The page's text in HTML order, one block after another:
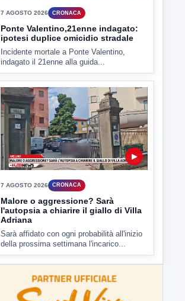
7 AGOSTO 2026 CRONACA
Ponte Valentino,21enne indagato:
ipotesi duplice omicidio stradale
Incidente mortale a Ponte Valentino,
indagato il 21enne alla guida...
▶
Malore o aggressione? Sarà
l'autopsia a chiarire il giallo di Villa
Adriana